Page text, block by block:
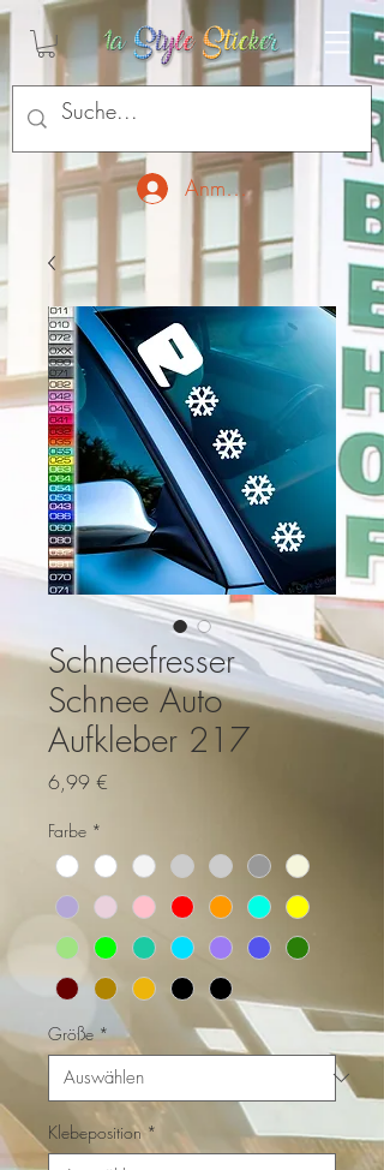
Anmelden
Schneefresser
Schnee Auto
Aufkleber 217
6,99 €
Farbe *
Größe *
Klebeposition *